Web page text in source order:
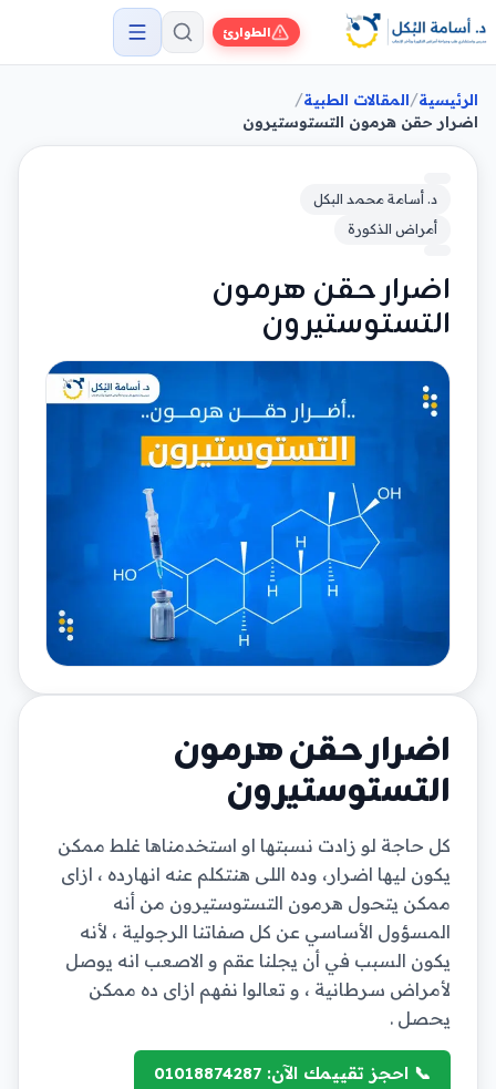
الطوارئ
الرئيسية/المقالات الطبية/
اضرار حقن هرمون التستوستيرون
د. أسامة محمد البكل
أمراض الذكورة
اضرار حقن هرمون
التستوستيرون
اضرار حقن هرمون
التستوستيرون
كل حاجة لو زادت نسبتها او استخدمناها غلط ممكن
يكون ليها اضرار، وده اللى هنتكلم عنه انهارده ، ازاى
ممكن يتحول هرمون التستوستيرون من أنه
المسؤول الأساسي عن كل صفاتنا الرجولية ، لأنه
يكون السبب في أن يجلنا عقم و الاصعب انه يوصل
لأمراض سرطانية ، و تعالوا نفهم ازاى ده ممكن
يحصل .
📞 احجز تقييمك الآن: 01018874287